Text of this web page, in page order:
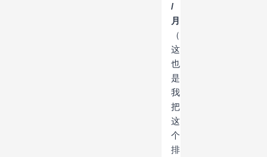
/
月
（
这
也
是
我
把
这
个
排